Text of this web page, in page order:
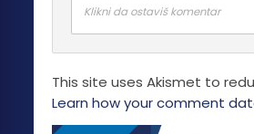
biti
izabrane
na
stranici
Klikni da ostaviš komentar
This site uses Akismet to
Learn how your comment